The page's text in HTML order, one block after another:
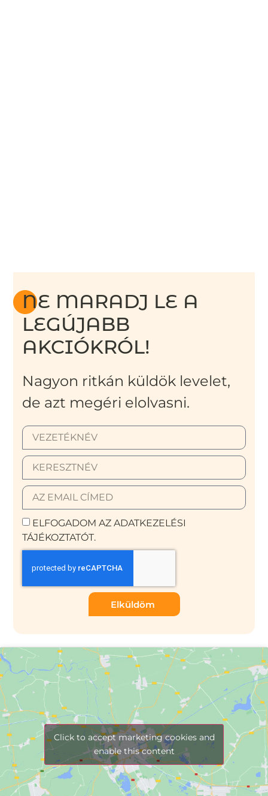
NE MARADJ LE A
LEGÚJABB
AKCIÓKRÓL!
Nagyon ritkán küldök levelet,
de azt megéri elolvasni.
ELFOGADOM AZ ADATKEZELÉSI
TÁJÉKOZTATÓT.
Elküldöm
Click to accept marketing cookies and
enable this content